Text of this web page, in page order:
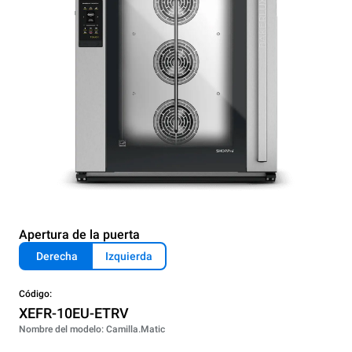
Apertura de la puerta
Derecha Izquierda
Código:
XEFR-10EU-ETRV
Nombre del modelo: Camilla.Matic